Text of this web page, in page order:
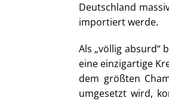
Deutschland
importiert werde.
Als „völlig absurd“
eine einzigartige
dem größten
umgesetzt wird,